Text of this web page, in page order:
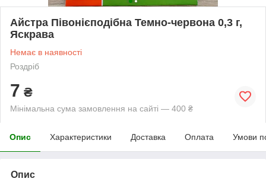
Айстра Півонієподібна Темно-червона 0,3 г,
Яскрава
Немає в наявності
Роздріб
7 ₴
Мінімальна сума замовлення на сайті — 400 ₴
Опис Характеристики Доставка Оплата Умови
Опис